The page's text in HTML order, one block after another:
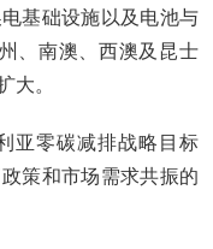
基础设施以及电池与
、南澳、西澳及昆士
。
亚零碳减排战略目标
策和市场需求共振的